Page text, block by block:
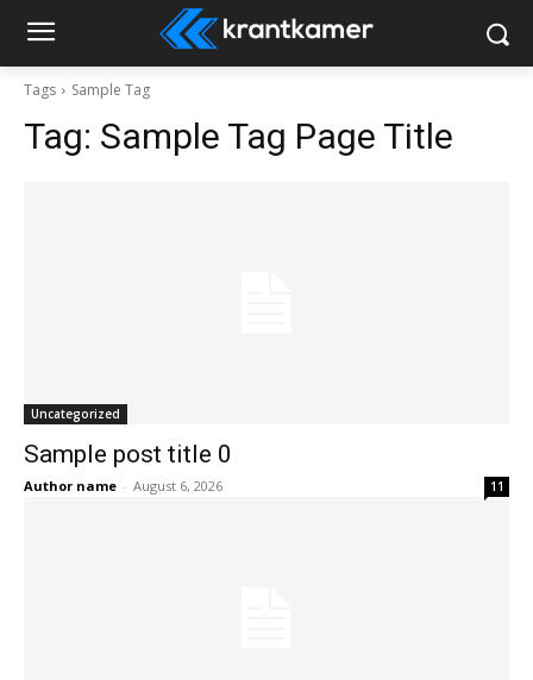
Tags Sample Tag
Tag: Sample Tag Page Title
Uncategorized
Sample post title 0
Author name - August 6, 2026 11